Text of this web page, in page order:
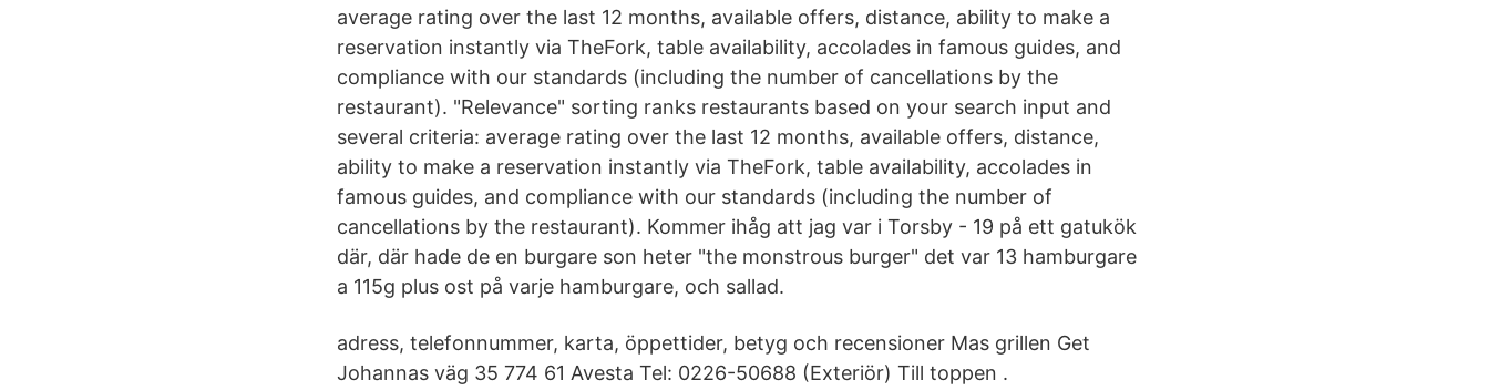
average rating over the last 12 months, available offers, distance, ability to make a
reservation instantly via TheFork, table availability, accolades in famous guides, and
compliance with our standards (including the number of cancellations by the
restaurant). "Relevance" sorting ranks restaurants based on your search input and
several criteria: average rating over the last 12 months, available offers, distance,
ability to make a reservation instantly via TheFork, table availability, accolades in
famous guides, and compliance with our standards (including the number of
cancellations by the restaurant). Kommer ihåg att jag var i Torsby - 19 på ett gatukök
där, där hade de en burgare son heter "the monstrous burger" det var 13 hamburgare
a 115g plus ost på varje hamburgare, och sallad.
adress, telefonnummer, karta, öppettider, betyg och recensioner Mas grillen Get
Johannas väg 35 774 61 Avesta Tel: 0226-50688 (Exteriör) Till toppen .